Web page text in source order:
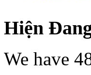
Hiện
We have